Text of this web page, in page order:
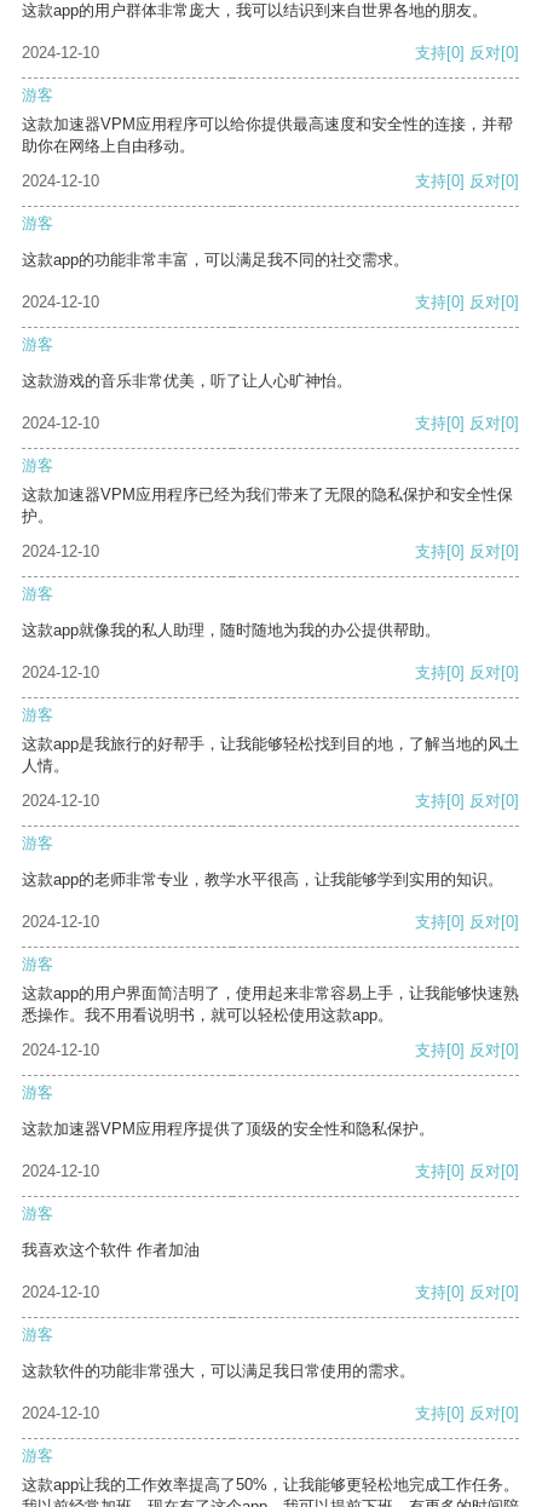
这款app的用户群体非常庞大，我可以结识到来自世界各地的朋友。
2024-12-10 支持[0] 反对[0]
游客
这款加速器VPM应用程序可以给你提供最高速度和安全性的连接，并帮
助你在网络上自由移动。
2024-12-10
支持[0] 反对[0]
游客
这款app的功能非常丰富，可以满足我不同的社交需求。
2024-12-10 支持[0] 反对[0]
游客
这款游戏的音乐非常优美，听了让人心旷神怡。
2024-12-10 支持[0] 反对[0]
游客
这款加速器VPM应用程序已经为我们带来了无限的隐私保护和安全性保
护。
2024-12-10
支持[0] 反对[0]
游客
这款app就像我的私人助理，随时随地为我的办公提供帮助。
2024-12-10 支持[0] 反对[0]
游客
这款app是我旅行的好帮手，让我能够轻松找到目的地，了解当地的风土
人情。
2024-12-10
支持[0] 反对[0]
游客
这款app的老师非常专业，教学水平很高，让我能够学到实用的知识。
2024-12-10 支持[0] 反对[0]
游客
这款app的用户界面简洁明了，使用起来非常容易上手，让我能够快速熟
悉操作。我不用看说明书，就可以轻松使用这款app。
2024-12-10
支持[0] 反对[0]
游客
这款加速器VPM应用程序提供了顶级的安全性和隐私保护。
2024-12-10 支持[0] 反对[0]
游客
我喜欢这个软件 作者加油
2024-12-10 支持[0] 反对[0]
游客
这款软件的功能非常强大，可以满足我日常使用的需求。
2024-12-10 支持[0] 反对[0]
游客
这款app让我的工作效率提高了50%，让我能够更轻松地完成工作任务。